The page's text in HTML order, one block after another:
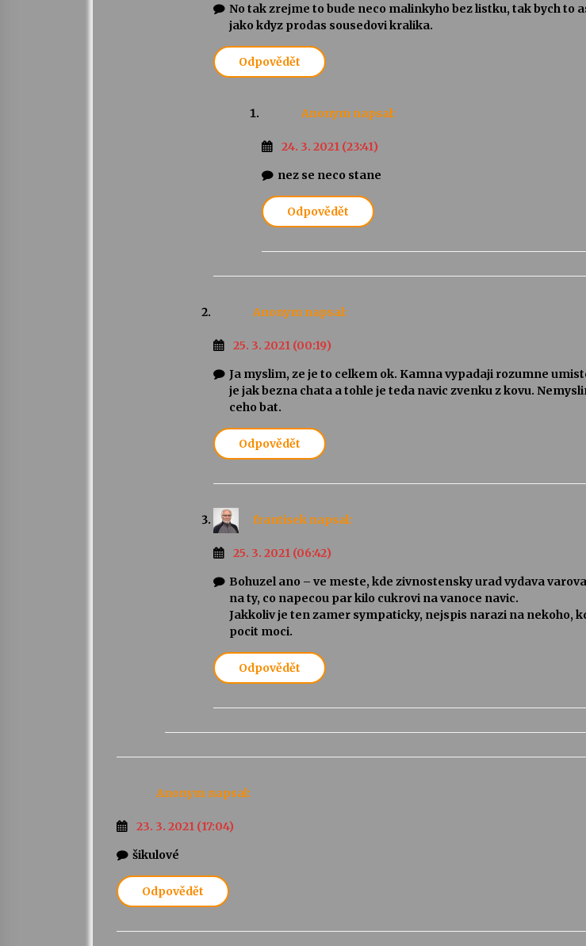
No tak zrejme to bude neco malinkyho bez listku, tak bych to
jako kdyz prodas sousedovi kralika.
Odpovědět
Anonym napsal:
24. 3. 2021 (23:41)
nez se neco stane
Odpovědět
Anonym napsal:
25. 3. 2021 (00:19)
Ja myslim, ze je to celkem ok. Kamna vypadaji rozumne
je jak bezna chata a tohle je teda navic zvenku z kovu.
ceho bat.
Odpovědět
frantisek napsal:
25. 3. 2021 (06:42)
Bohuzel ano – ve meste, kde zivnostensky urad vydava
na ty, co napecou par kilo cukrovi na vanoce navic.
Jakkoliv je ten zamer sympaticky, nejspis narazi na nekoho,
pocit moci.
Odpovědět
Anonym napsal:
23. 3. 2021 (17:04)
šikulové
Odpovědět